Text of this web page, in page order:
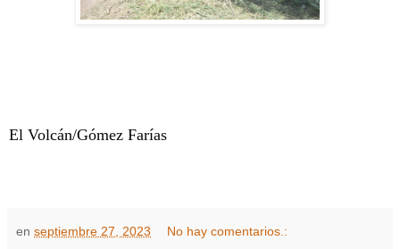
El Volcán/Gómez Farías
en septiembre 27, 2023 No hay comentarios.: